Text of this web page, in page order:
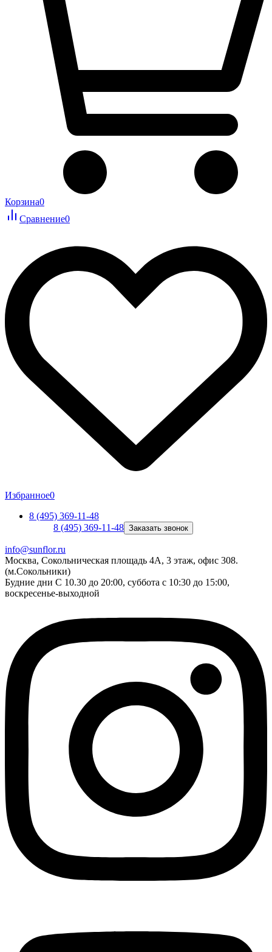
Корзина0
Сравнение0
Избранное0
8 (495) 369-11-48
8 (495) 369-11-48 Заказать звонок
info@sunflor.ru
Москва, Сокольническая площадь 4А, 3 этаж, офис 308.
(м.Сокольники)
Будние дни C 10.30 до 20:00, суббота с 10:30 до 15:00,
воскресенье-выходной